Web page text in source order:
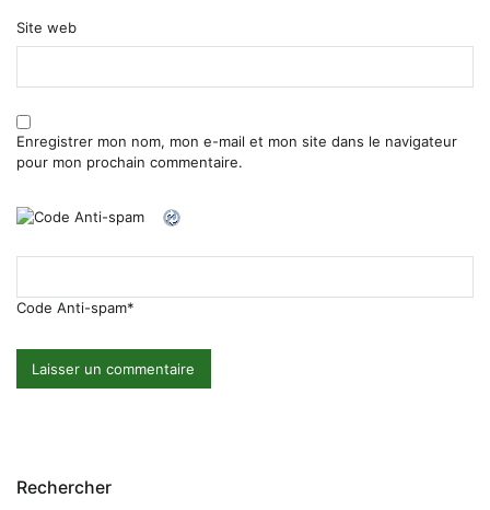
Site web
Enregistrer mon nom, mon e-mail et mon site dans le navigateur
pour mon prochain commentaire.
Code Anti-spam*
Rechercher